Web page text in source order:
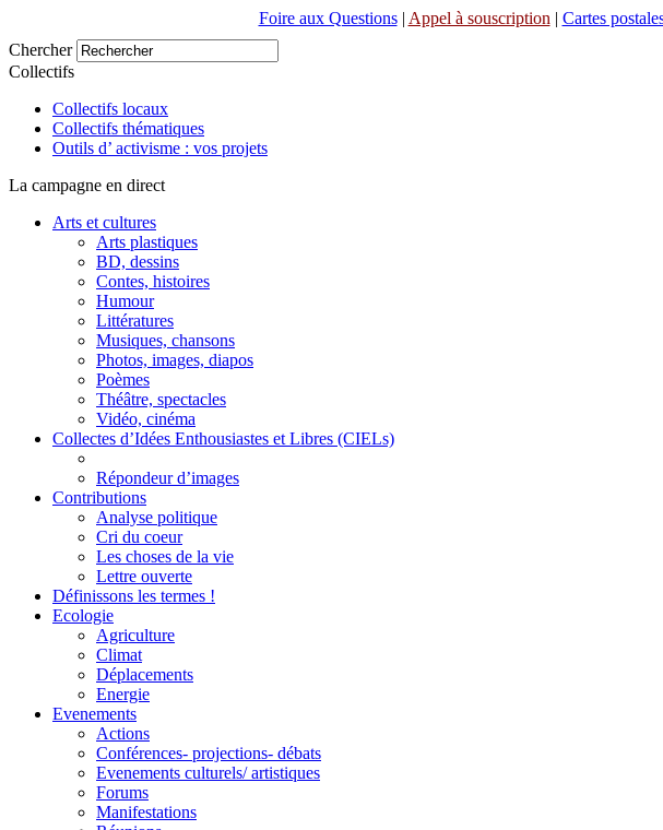
Foire aux Questions| Appel à souscription | Cartes
Chercher
Collectifs
Collectifs locaux
Collectifs thématiques
Outils d’ activisme : vos projets
La campagne en direct
Arts et cultures
Arts plastiques
BD, dessins
Contes, histoires
Humour
Littératures
Musiques, chansons
Photos, images, diapos
Poèmes
Théâtre, spectacles
Vidéo, cinéma
Collectes d’Idées Enthousiastes et Libres (CIELs)
Répondeur d’images
Contributions
Analyse politique
Cri du coeur
Les choses de la vie
Lettre ouverte
Définissons les termes !
Ecologie
Agriculture
Climat
Déplacements
Energie
Evenements
Actions
Conférences- projections- débats
Evenements culturels/ artistiques
Forums
Manifestations